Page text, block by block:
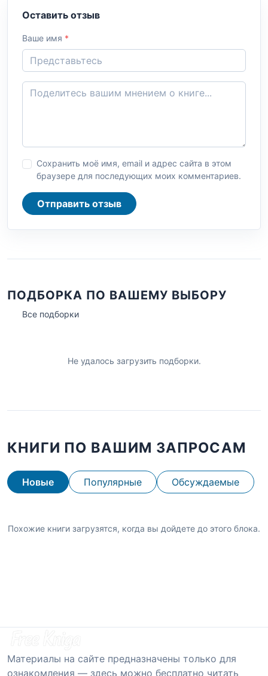
Оставить отзыв
Ваше имя *
Сохранить моё имя, email и адрес сайта в этом
браузере для последующих моих комментариев.
Отправить отзыв
ПОДБОРКА ПО ВАШЕМУ ВЫБОРУ
Все подборки
Не удалось загрузить подборки.
КНИГИ ПО ВАШИМ ЗАПРОСАМ
Новые Популярные Обсуждаемые
Похожие книги загрузятся, когда вы дойдете до этого блока.
Материалы на сайте предназначены только для
ознакомления — здесь можно бесплатно читать